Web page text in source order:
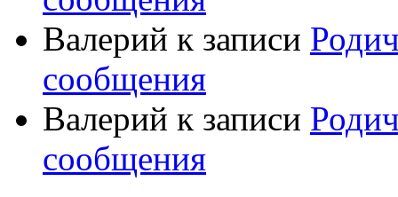
Валерий к записи
сообщения
Валерий к записи
сообщения